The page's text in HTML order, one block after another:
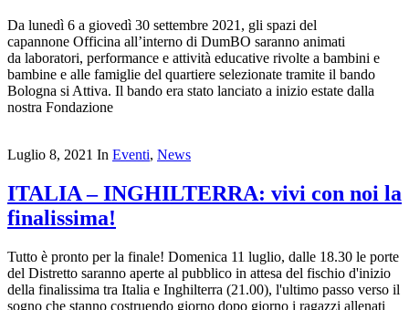
Da lunedì 6 a giovedì 30 settembre 2021, gli spazi del
capannone Officina all’interno di DumBO saranno animati
da laboratori, performance e attività educative rivolte a bambini e
bambine e alle famiglie del quartiere selezionate tramite il bando
Bologna si Attiva. Il bando era stato lanciato a inizio estate dalla
nostra Fondazione
Luglio 8, 2021 In Eventi, News
ITALIA – INGHILTERRA: vivi con noi la
finalissima!
Tutto è pronto per la finale! Domenica 11 luglio, dalle 18.30 le porte
del Distretto saranno aperte al pubblico in attesa del fischio d'inizio
della finalissima tra Italia e Inghilterra (21.00), l'ultimo passo verso il
sogno che stanno costruendo giorno dopo giorno i ragazzi allenati